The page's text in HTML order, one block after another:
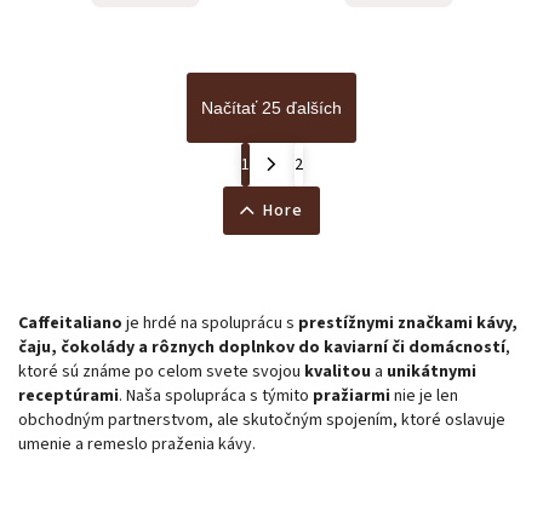
Načítať 25 ďalších
1
2
Hore
Caffeitaliano je hrdé na spoluprácu s prestížnymi značkami kávy,
čaju, čokolády a rôznych doplnkov do kaviarní či domácností,
ktoré sú známe po celom svete svojou kvalitou a unikátnymi
receptúrami. Naša spolupráca s týmito pražiarmi nie je len
obchodným partnerstvom, ale skutočným spojením, ktoré oslavuje
umenie a remeslo praženia kávy.